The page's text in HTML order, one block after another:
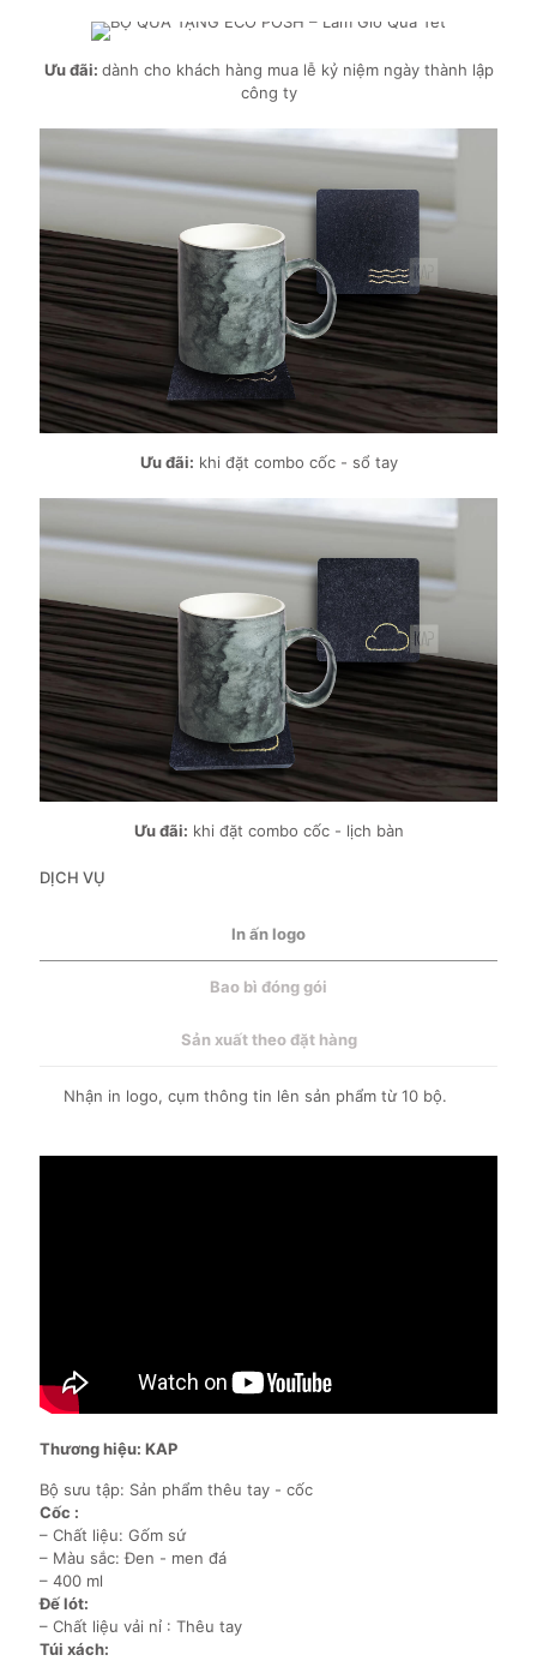
Ưu đãi: dành cho khách hàng mua lễ kỷ niệm ngày thành lập
công ty
Ưu đãi: khi đặt combo cốc - sổ tay
Ưu đãi: khi đặt combo cốc - lịch bàn
DỊCH VỤ
In ấn logo
Bao bì đóng gói
Sản xuất theo đặt hàng
Nhận in logo, cụm thông tin lên sản phẩm từ 10 bộ.
Thương hiệu: KAP
Bộ sưu tập: Sản phẩm thêu tay - cốc
Cốc :
– Chất liệu: Gốm sứ
– Màu sắc: Đen - men đá
– 400 ml
Đế lót:
– Chất liệu vải nỉ : Thêu tay
Túi xách: